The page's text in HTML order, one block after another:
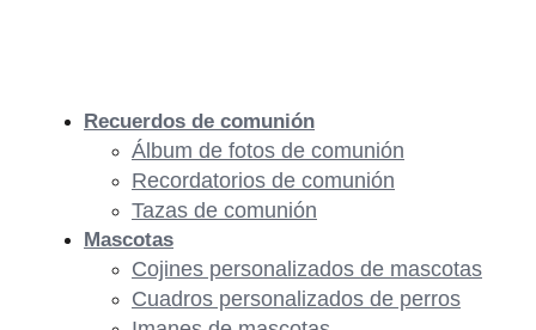
Recuerdos de comunión
Álbum de fotos de comunión
Recordatorios de comunión
Tazas de comunión
Mascotas
Cojines personalizados de mascotas
Cuadros personalizados de perros